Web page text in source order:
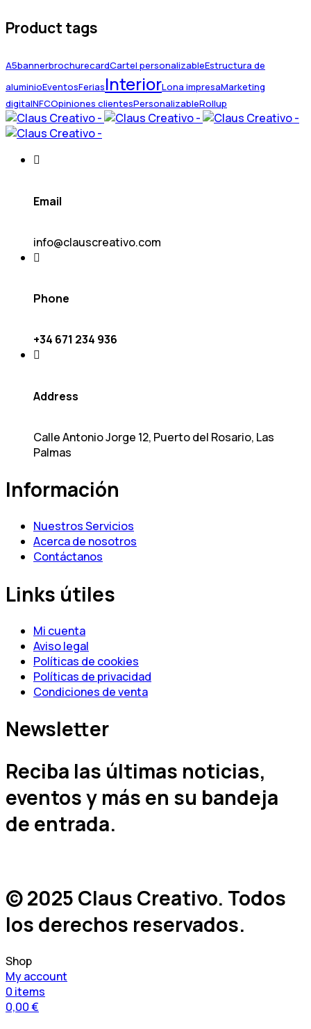
Product tags
A5bannerbrochurecardCartel personalizableEstructura de
aluminioEventosFeriasInteriorLona impresaMarketing
digitalNFCOpiniones clientesPersonalizableRollup
Email
info@clauscreativo.com
Phone
+34 671 234 936
Address
Calle Antonio Jorge 12, Puerto del Rosario, Las
Palmas
Información
Nuestros Servicios
Acerca de nosotros
Contáctanos
Links útiles
Mi cuenta
Aviso legal
Políticas de cookies
Políticas de privacidad
Condiciones de venta
Newsletter
Reciba las últimas noticias,
eventos y más en su bandeja
de entrada.
© 2025 Claus Creativo. Todos
los derechos reservados.
Shop
My account
0 items
0,00€